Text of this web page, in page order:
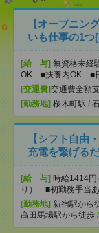
【オープニン
いも仕事の1つ
[給 与] 無資格未経
OK ■扶養内OK ■
[交通費]交通費全額
[勤務地] 桜木町駅 /
【シフト自由
充電を繋げる
[給 与] 時給1414
り） ■初勤務手当
[勤務地] 新宿駅から
高田馬場駅から徒歩 /